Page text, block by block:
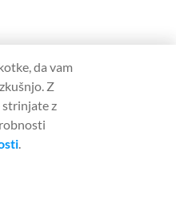
da vam
Z
strinjate z
.